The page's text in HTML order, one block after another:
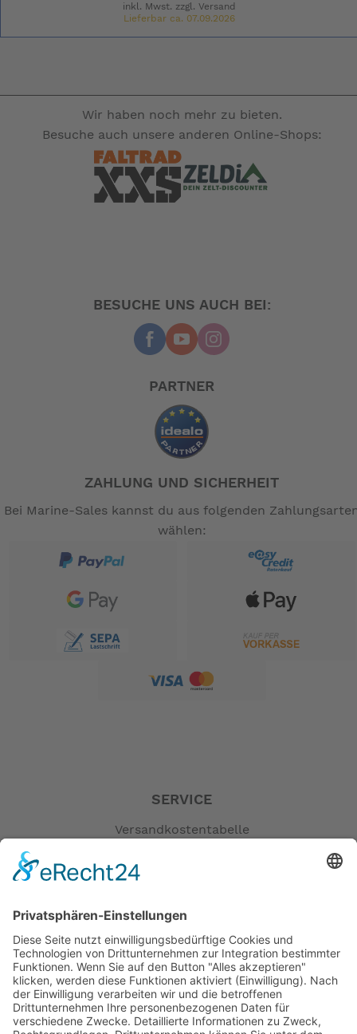
inkl. Mwst. zzgl. Versand
Lieferbar ca. 07.09.2026
Wir haben noch mehr zu bieten.
Besuche auch unsere anderen Online-Shops:
BESUCHE UNS AUCH BEI:
PARTNER
ZAHLUNG UND SICHERHEIT
Bei Marine-Sales kannst du aus folgenden
wählen:
SERVICE
Versandkostentabelle
Erklärung zur Barrierefreiheit
Öffnungszeiten
Versandpartner
Verfügbarkeiten
Zahlung und Versand